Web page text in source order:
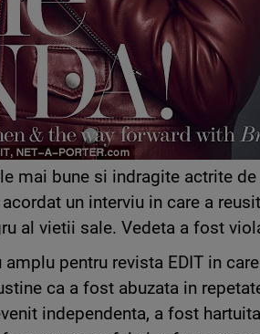
mai bune si indragite actrite
un interviu in care a
al vietii sale. Vedeta a fost
pentru revista EDIT in
ca a fost abuzata in
independenta, a fost